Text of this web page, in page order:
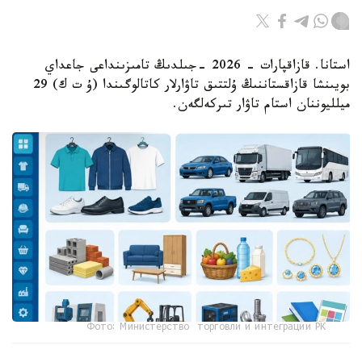
استانا. قازاقپارات - 2026 -جىلدىڭ تامىزىنداعى جاعداي
بويىنشا قازاقستاننىڭ ۇلتتىق تاۋارلار كاتالوگىندا (ۇ ت ك) 29
ميلليوننان استام تاۋار تىركەلگەن.
Фото: Министерство торговли и интеграции РК